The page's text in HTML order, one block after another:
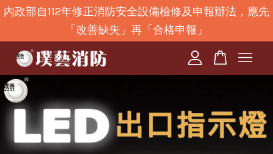
內政部自112年修正消防安全設備檢修及申報辦法，應先
「改善缺失」再「合格申報」
您的購物車目前還是空的。